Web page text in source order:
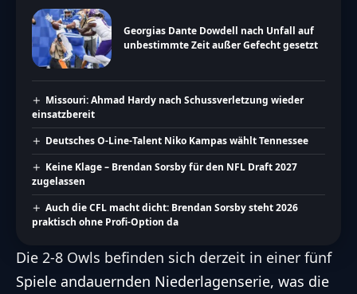
Georgias Dante Dowdell nach Unfall auf
unbestimmte Zeit außer Gefecht gesetzt
Missouri: Ahmad Hardy nach Schussverletzung wieder
einsatzbereit
Deutsches O-Line-Talent Niko Kampas wählt Tennessee
Keine Klage – Brendan Sorsby für den NFL Draft 2027
zugelassen
Auch die CFL macht dicht: Brendan Sorsby steht 2026
praktisch ohne Profi-Option da
Die 2-8 Owls befinden sich derzeit in einer fünf
Spiele andauernden Niederlagenserie, was die